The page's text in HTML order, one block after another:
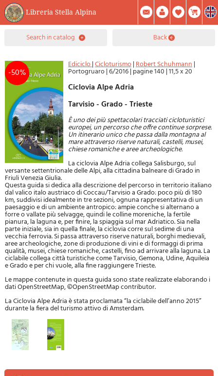
Libreria Stella Alpina
0Item(s) In Your Cart
Summary
Facebook
Create Account Mod. Password
search in catalog back
-50%
Ediciclo|Cicloturismo|Robert Schuhmann|
Portogruaro|6/2016| pagine 140 |11,5 x 20
Ciclovia Alpe Adria
Tarvisio - Grado - Trieste
È uno dei più spettacolari tracciati cicloturistici
europei, un percorso che offre continue sorprese.
Un itinerario unico che passa dalla montagna al
mare attraverso riserve naturali, castelli, musei,
chiese romaniche e aree archeologiche.
La ciclovia Alpe Adria collega Salisburgo, sul
versante settentrionale delle Alpi, alla cittadina balneare di Grado in
Friuli Venezia Giulia.
Questa guida si dedica alla descrizione del percorso in territorio italiano
dal valico italo austriaco di Coccau/Tarvisio a Grado: poco più di 180
km, suddivisi idealmente in tre sezioni, ognuna rappresentativa di un
paesaggio e di un ambiente antropico: ampie conche si alternano a
forre o vallate più selvagge, quindi le colline moreniche, la fertile
pianura, la laguna e, per finire, la spiaggia sul mar Adriatico. Sia nella
parte iniziale, sia in quella finale, la ciclovia corre sul sedime di una
vecchia ferrovia. Si passa attraverso riserve naturali, borghi medievali,
aree archeologiche, zone di produzione di vini e di formaggi di prima
qualità, musei, chiese romaniche, castelli, fino ad arrivare alla laguna. La
ciclabile collega città turistiche come Tarvisio, Gemona, Udine, Aquileia
e Grado e per chi vuole, alla fine raggiungere Trieste.
Le mappe contenute in questa guida sono state realizzate elaborando i
dati OpenStreetMap, ©OpenStreetMap contributor.
La Ciclovia Alpe Adria è stata proclamata “la ciclabile dell’anno 2015”
durante la fiera del turismo attivo di Amsterdam.